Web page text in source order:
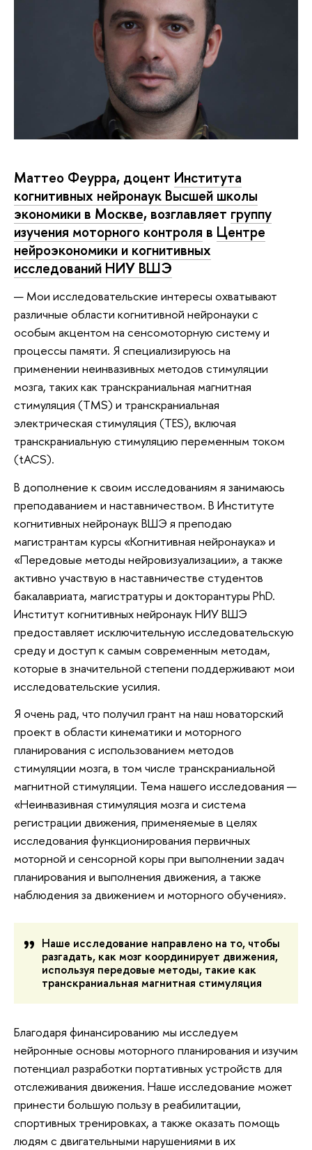
Маттео Феурра, доцент Института
когнитивных нейронаук Высшей школы
экономики в Москве, возглавляет группу
изучения моторного контроля в Центре
нейроэкономики и когнитивных
исследований НИУ ВШЭ
— Мои исследовательские интересы охватывают
различные области когнитивной нейронауки с
особым акцентом на сенсомоторную систему и
процессы памяти. Я специализируюсь на
применении неинвазивных методов стимуляции
мозга, таких как транскраниальная магнитная
стимуляция (TMS) и транскраниальная
электрическая стимуляция (TES), включая
транскраниальную стимуляцию переменным током
(tACS).
В дополнение к своим исследованиям я занимаюсь
преподаванием и наставничеством. В Институте
когнитивных нейронаук ВШЭ я преподаю
магистрантам курсы «Когнитивная нейронаука» и
«Передовые методы нейровизуализации», а также
активно участвую в наставничестве студентов
бакалавриата, магистратуры и докторантуры PhD.
Институт когнитивных нейронаук НИУ ВШЭ
предоставляет исключительную исследовательскую
среду и доступ к самым современным методам,
которые в значительной степени поддерживают мои
исследовательские усилия.
Я очень рад, что получил грант на наш новаторский
проект в области кинематики и моторного
планирования с использованием методов
стимуляции мозга, в том числе транскраниальной
магнитной стимуляции. Тема нашего исследования —
«Неинвазивная стимуляция мозга и система
регистрации движения, применяемые в целях
исследования функционирования первичных
моторной и сенсорной коры при выполнении задач
планирования и выполнения движения, а также
наблюдения за движением и моторного обучения».
Наше исследование направлено на то, чтобы
разгадать, как мозг координирует движения,
используя передовые методы, такие как
транскраниальная магнитная стимуляция
Благодаря финансированию мы исследуем
нейронные основы моторного планирования и изучим
потенциал разработки портативных устройств для
отслеживания движения. Наше исследование может
принести большую пользу в реабилитации,
спортивных тренировках, а также оказать помощь
людям с двигательными нарушениями в их